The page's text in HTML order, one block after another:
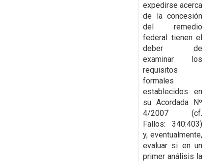
expedirse acerca
de la concesión
del remedio
federal tienen el
deber de
examinar los
requisitos
formales
establecidos en
su Acordada Nº
4/2007 (cf.
Fallos: 340:403)
y, eventualmente,
evaluar si en un
primer análisis la